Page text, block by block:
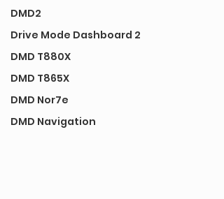
DMD2
Drive Mode Dashboard 2
DMD T880X
DMD T865X
DMD Nor7e
DMD Navigation